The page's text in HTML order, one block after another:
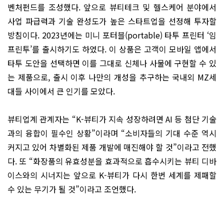
벤처펀드를 조성했다. 앞으로 뷰티테크 및 헬스케어 분야에서
사업 파급력과 기술 완성도가 높은 스타트업을 선정해 투자할
방침이다. 2023년에는 미니 포터블(portable) 타투 프린터 ‘임
프린투’를 출시하기도 하였다. 이 상품은 고객이 모바일 앱에서
타투 도안을 선택하면 이를 그대로 신체나 사물에 구현할 수 있
는 제품으로, 출시 이후 나만의 개성을 추구하는 국내외 MZ세
대들 사이에서 큰 인기를 모았다.
뷰티업계 관계자는 “K-뷰티가 지속 성장하려면 AI 등 첨단 기술
과의 융합이 필수인 상황”이라며 “소비자들의 기대 수준 역시
커지고 있어 차별화된 제품 개발에 매진해야 할 것”이라고 전했
다. 또 “화장품의 유효성분을 효과적으로 흡수시키는 뷰티 디바
이스와의 시너지는 앞으로 K-뷰티가 다시 한번 세계를 제패할
수 있는 무기가 될 것”이라고 조언했다.